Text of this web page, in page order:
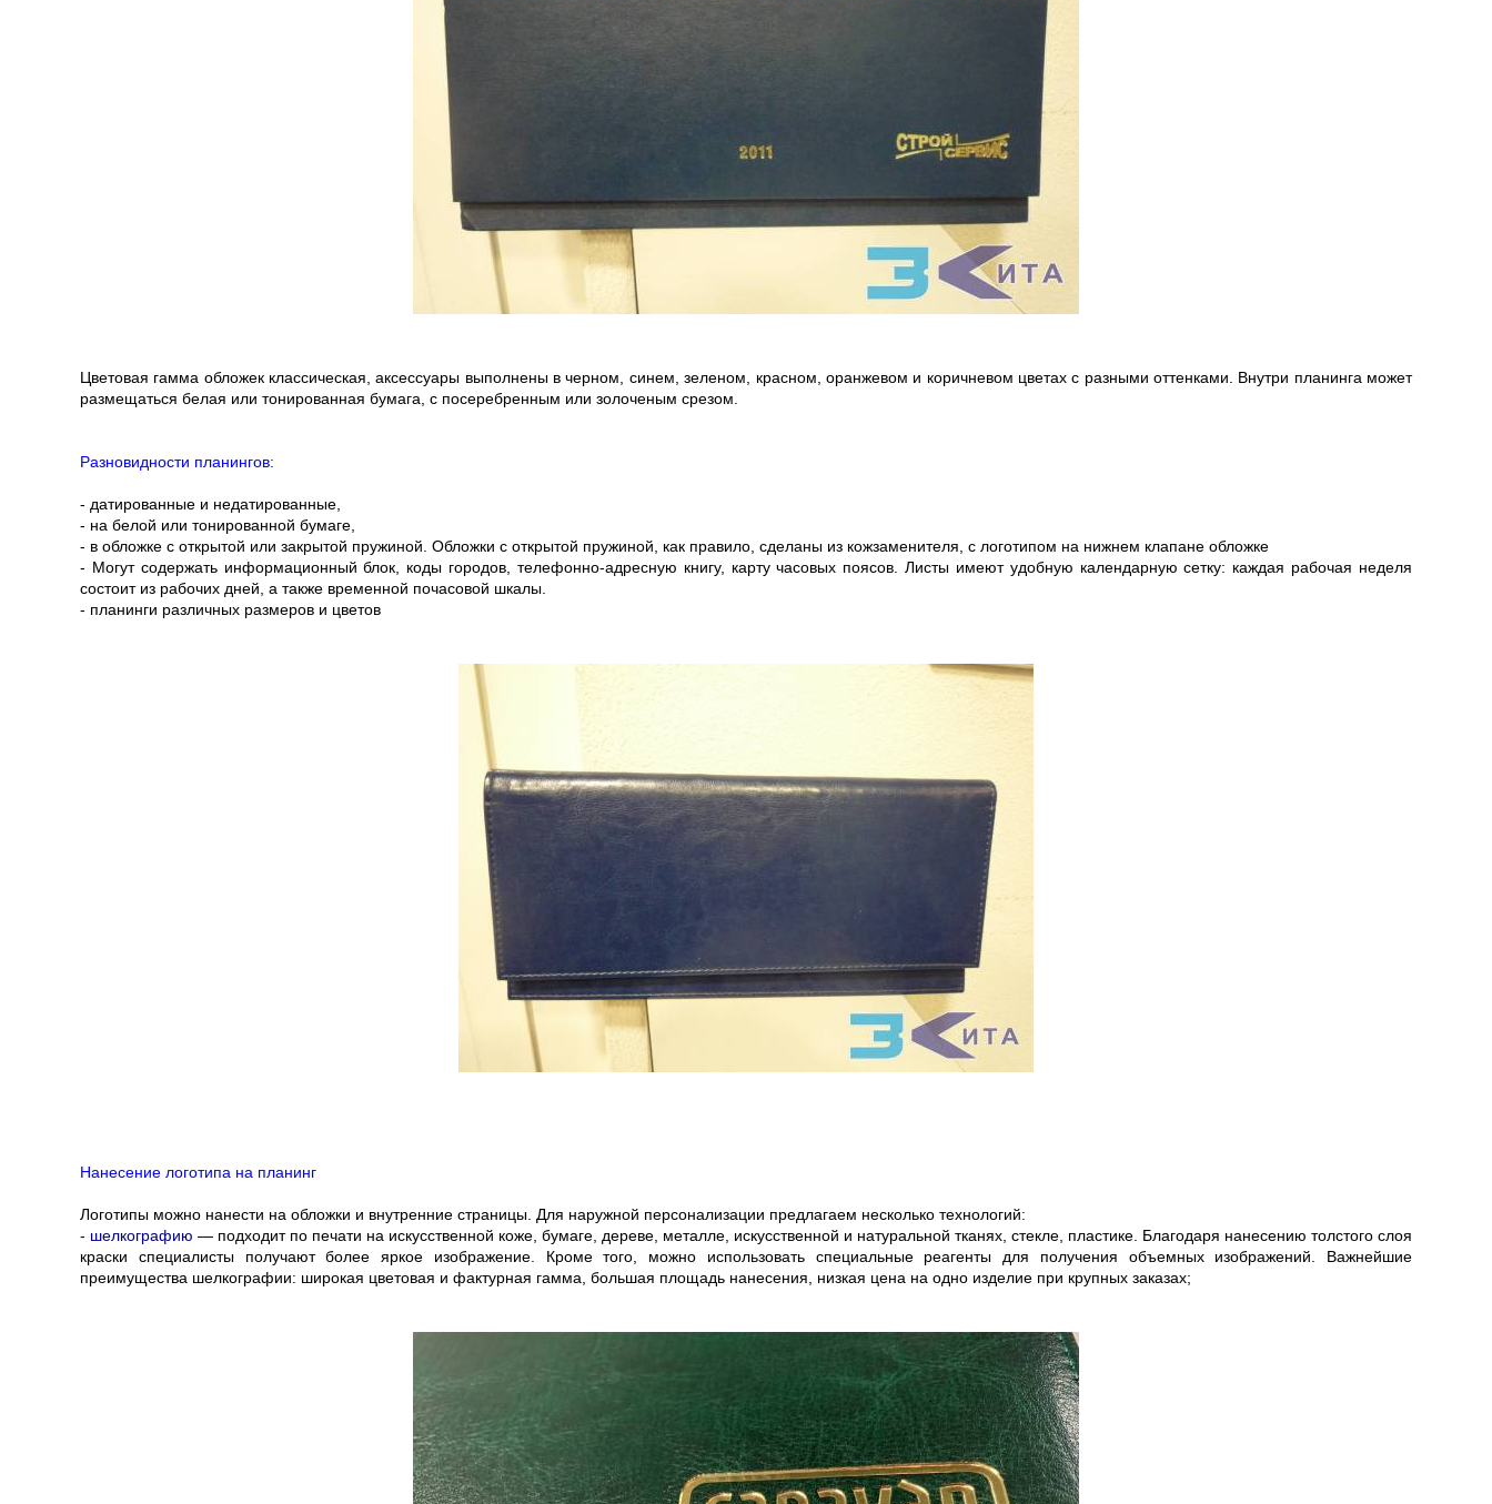
Цветовая гамма обложек классическая, аксессуары выполнены в черном, синем, зеленом, красном, оранжевом и коричневом цветах с разными оттенками. Внутри планинга может
размещаться белая или тонированная бумага, с посеребренным или золоченым срезом.
Разновидности планингов:
- датированные и недатированные,
- на белой или тонированной бумаге,
- в обложке с открытой или закрытой пружиной. Обложки с открытой пружиной, как правило, сделаны из кожзаменителя, с логотипом на нижнем клапане обложке
- Могут содержать информационный блок, коды городов, телефонно-адресную книгу, карту часовых поясов. Листы имеют удобную календарную сетку: каждая рабочая неделя
состоит из рабочих дней, а также временной почасовой шкалы.
- планинги различных размеров и цветов
Нанесение логотипа на планинг
Логотипы можно нанести на обложки и внутренние страницы. Для наружной персонализации предлагаем несколько технологий:
- шелкографию — подходит по печати на искусственной коже, бумаге, дереве, металле, искусственной и натуральной тканях, стекле, пластике. Благодаря нанесению толстого слоя
краски специалисты получают более яркое изображение. Кроме того, можно использовать специальные реагенты для получения объемных изображений. Важнейшие
преимущества шелкографии: широкая цветовая и фактурная гамма, большая площадь нанесения, низкая цена на одно изделие при крупных заказах;